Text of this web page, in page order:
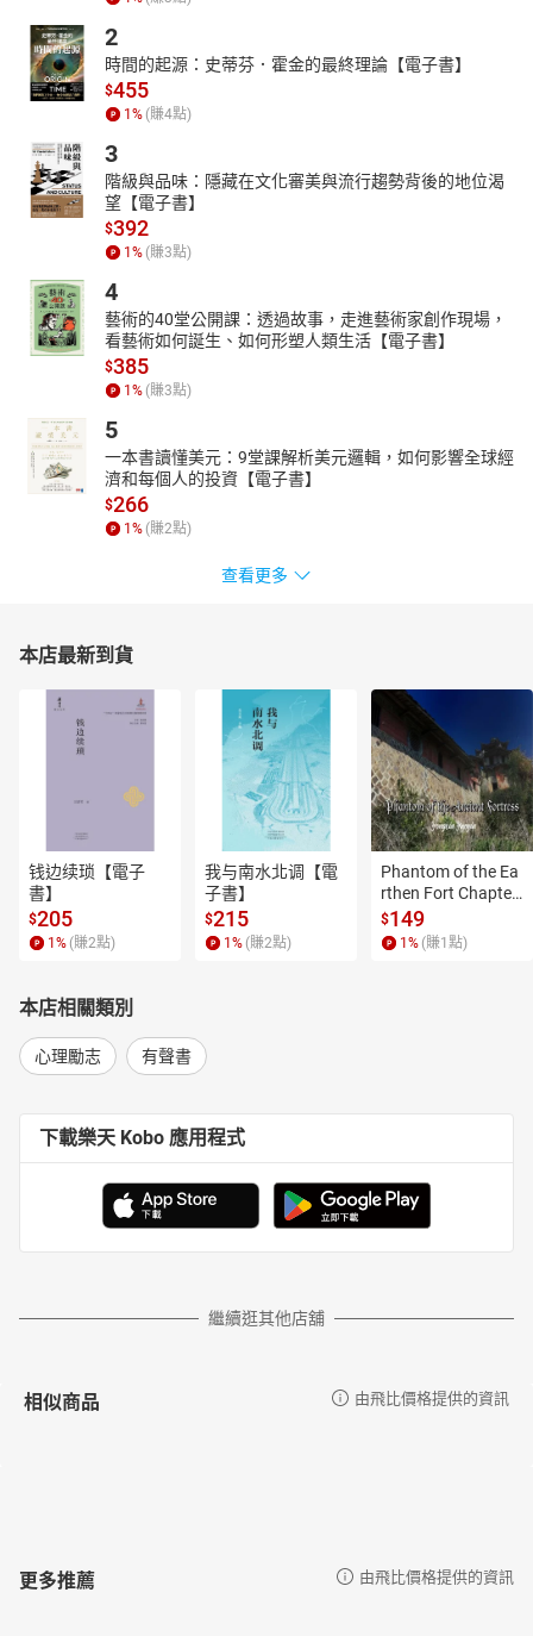
2
時間的起源：史蒂芬．霍金的最終理論【電子書】
$455
1% (賺4點)
3
階級與品味：隱藏在文化審美與流行趨勢背後的地位渴
望【電子書】
$392
1% (賺3點)
4
藝術的40堂公開課：透過故事，走進藝術家創作現場，
看藝術如何誕生、如何形塑人類生活【電子書】
$385
1% (賺3點)
5
一本書讀懂美元：9堂課解析美元邏輯，如何影響全球經
濟和每個人的投資【電子書】
$266
1% (賺2點)
查看更多
本店最新到貨
钱边续琐【電子
書】
$205
1 % (賺2點)
我与南水北调【電
子書】
$215
1 % (賺2點)
Phantom of the Ea
rthen Fort Chapter
4【有聲書】
$149
1 % (賺1 點)
本店相關類別
心理勵志 有聲書
下載樂天 Kobo 應用程式
繼續逛其他店舖
相似商品 由飛比價格提供的資訊
更多推薦 由飛比價格提供的資訊